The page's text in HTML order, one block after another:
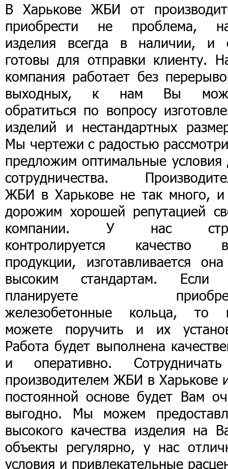
В Харькове ЖБИ от
приобрести не проблема,
изделия всегда в наличии, и
готовы для отправки клиенту.
компания работает без
выходных, к нам Вы
обратиться по вопросу
изделий и нестандартных
Мы чертежи с радостью
предложим оптимальные условия
сотрудничества.
ЖБИ в Харькове не так много,
дорожим хорошей репутацией
компании. У нас
контролируется качество
продукции, изготавливается
высоким стандартам.
планируете
железобетонные кольца, то
можете поручить и их
Работа будет выполнена
и оперативно.
производителем ЖБИ в Харькове
постоянной основе будет Вам
выгодно. Мы можем
высокого качества изделия на
объекты регулярно, у нас
условия и привлекательные